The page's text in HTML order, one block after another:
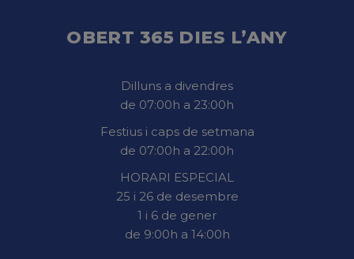
OBERT 365 DIES L’ANY
Dilluns a divendres
de 07:00h a 23:00h
Festius i caps de setmana
de 07:00h a 22:00h
HORARI ESPECIAL
25 i 26 de desembre
1 i 6 de gener
de 9:00h a 14:00h